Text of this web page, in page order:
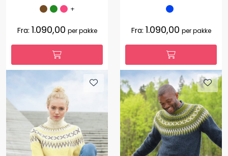
+
Fra: 1.090,00 per pakke Fra: 1.090,00 per pakke